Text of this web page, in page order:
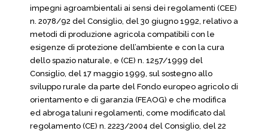
impegni agroambientali ai sensi dei regolamenti (CEE)
n. 2078/92 del Consiglio, del 30 giugno 1992, relativo a
metodi di produzione agricola compatibili con le
esigenze di protezione dell’ambiente e con la cura
dello spazio naturale, e (CE) n. 1257/1999 del
Consiglio, del 17 maggio 1999, sul sostegno allo
sviluppo rurale da parte del Fondo europeo agricolo di
orientamento e di garanzia (FEAOG) e che modifica
ed abroga taluni regolamenti, come modificato dal
regolamento (CE) n. 2223/2004 del Consiglio, del 22